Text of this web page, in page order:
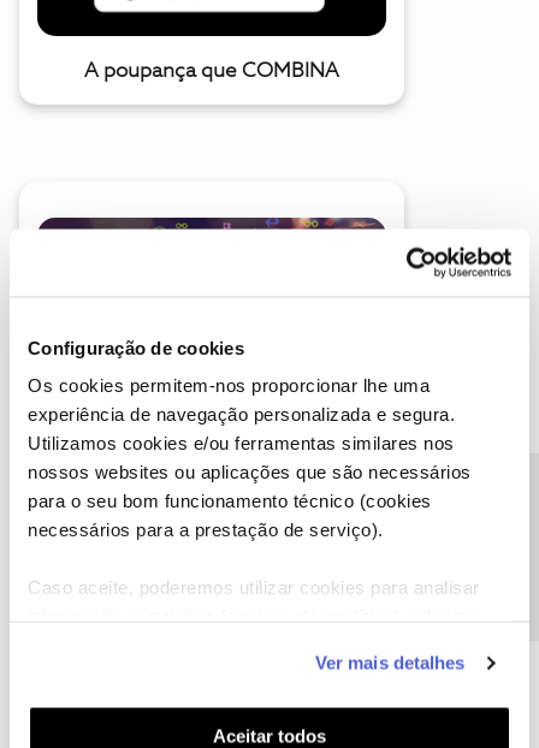
Configuração de cookies
Os cookies permitem-nos proporcionar lhe uma
experiência de navegação personalizada e segura.
Utilizamos cookies e/ou ferramentas similares nos
nossos websites ou aplicações que são necessários
para o seu bom funcionamento técnico (cookies
necessários para a prestação de serviço).
Caso aceite, poderemos utilizar cookies para analisar
funcionalidades (cookies de personalização e
funcionalidade) e adaptar anúncios aos seus interesses
(cookies de publicidade personalizada). Pode gerir a
Ver mais detalhes
Aceitar todos
A poupança que COMBINA
Descubra as novidades de julho
17 soluções